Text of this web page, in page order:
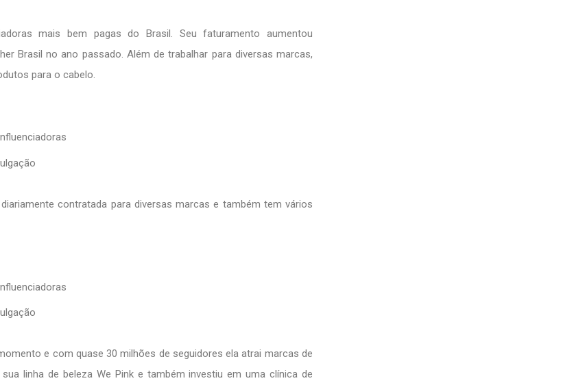
mais bem pagas do Brasil. Seu faturamento aumentou
Brasil no ano passado. Além de trabalhar para diversas marcas,
para o cabelo.
contratada para diversas marcas e também tem vários
e com quase 30 milhões de seguidores ela atrai marcas de
linha de beleza We Pink e também investiu em uma clínica de